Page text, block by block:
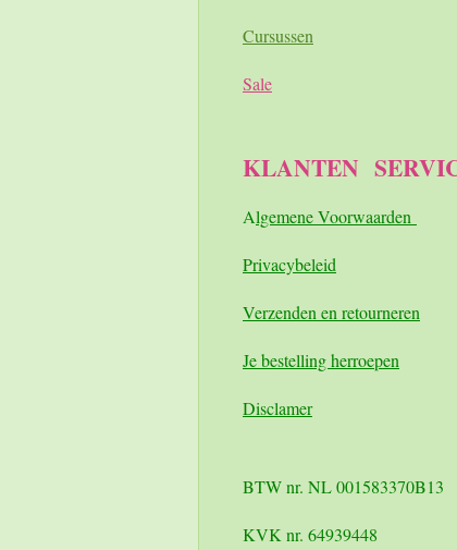
Cursussen
Sale
KLANTEN
Algemene Voorwaarden
Privacybeleid
Verzenden en retourneren
Je bestelling herroepen
Disclamer
BTW nr. NL 001583370B13
KVK nr. 64939448